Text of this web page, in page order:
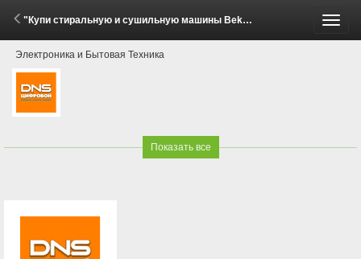
"Купи стиральную и сушильную машины Beko, Hotpoint, Indesit - получи скидку 15%!" (2 - 8 Июня 2026)
Электроника и Бытовая Техника
Показать все